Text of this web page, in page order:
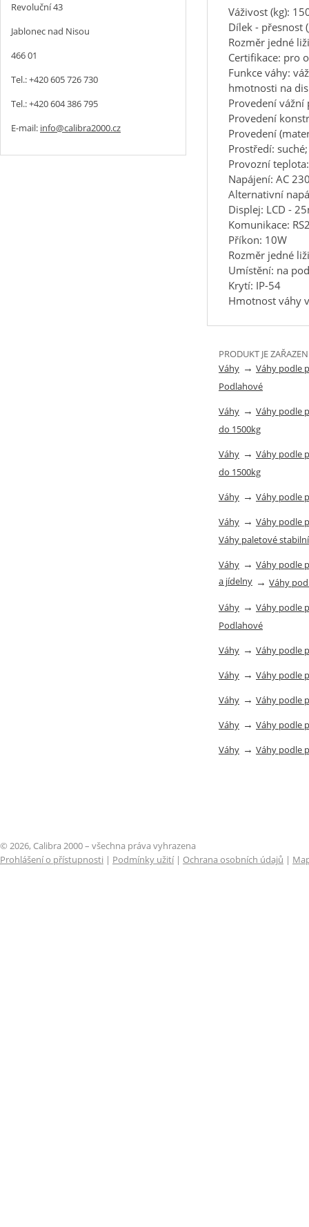
Váživost (kg):
Dílek - přesnost
Rozměr jedné
Certifikace: pro
Funkce váhy:
hmotnosti na
Provedení vážní
Provedení
Provedení
Prostředí:
Provozní teplota:
Napájení: AC
Alternativní
Displej: LCD -
Komunikace:
Příkon: 10W
Rozměr jedné
Umístění: na
Krytí: IP-54
Hmotnost váhy
PRODUKT JE
Váhy → Váhy podle
Podlahové
Váhy → Váhy podle
do 1500kg
Váhy → Váhy podle
do 1500kg
Váhy → Váhy podle
Váhy → Váhy podle
Váhy paletové stabilní
Váhy → Váhy podle
a jídelny → Váhy
Váhy → Váhy podle
Podlahové
Váhy → Váhy podle
Váhy → Váhy podle
Váhy → Váhy podle
Váhy → Váhy podle
Váhy → Váhy podle
Revoluční 43
Jablonec nad Nisou
466 01
Tel.: +420 605 726 730
Tel.: +420 604 386 795
E-mail: info@calibra2000.cz
© 2026, Calibra 2000 – všechna práva vyhrazena
Prohlášení o přístupnosti | Podmínky užití| Ochrana osobních údajů |